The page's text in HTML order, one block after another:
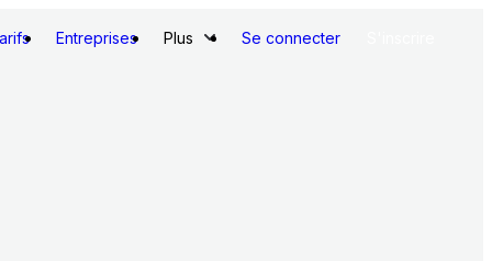
Entreprises Plus Se connecter